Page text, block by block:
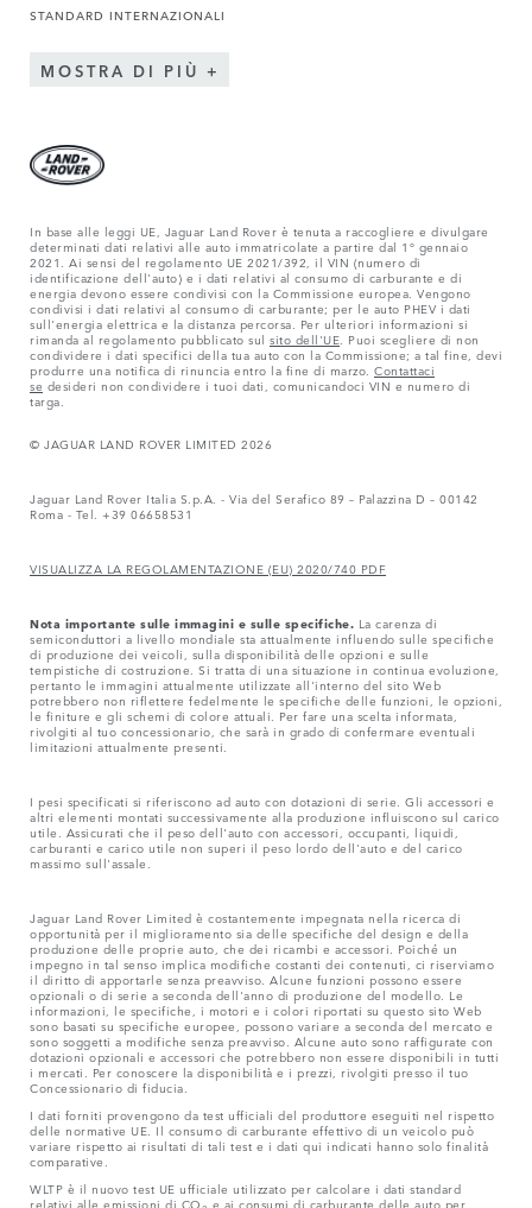
STANDARD INTERNAZIONALI
MOSTRA DI PIÙ
In base alle leggi UE, Jaguar Land Rover è tenuta a raccogliere e divulgare
determinati dati relativi alle auto immatricolate a partire dal 1° gennaio
2021. Ai sensi del regolamento UE 2021/392, il VIN (numero di
identificazione dell'auto) e i dati relativi al consumo di carburante e di
energia devono essere condivisi con la Commissione europea. Vengono
condivisi i dati relativi al consumo di carburante; per le auto PHEV i dati
sull'energia elettrica e la distanza percorsa. Per ulteriori informazioni si
rimanda al regolamento pubblicato sul sito dell'UE . Puoi scegliere di non
condividere i dati specifici della tua auto con la Commissione; a tal fine, devi
produrre una notifica di rinuncia entro la fine di marzo. Contattaci
se desideri non condividere i tuoi dati, comunicandoci VIN e numero di
targa.
© JAGUAR LAND ROVER LIMITED 2026
Jaguar Land Rover Italia S.p.A. - Via del Serafico 89 – Palazzina D – 00142
Roma - Tel. +39 06658531
VISUALIZZA LA REGOLAMENTAZIONE (EU) 2020/740 PDF
Nota importante sulle immagini e sulle specifiche. La carenza di
semiconduttori a livello mondiale sta attualmente influendo sulle specifiche
di produzione dei veicoli, sulla disponibilità delle opzioni e sulle
tempistiche di costruzione. Si tratta di una situazione in continua evoluzione,
pertanto le immagini attualmente utilizzate all'interno del sito Web
potrebbero non riflettere fedelmente le specifiche delle funzioni, le opzioni,
le finiture e gli schemi di colore attuali. Per fare una scelta informata,
rivolgiti al tuo concessionario, che sarà in grado di confermare eventuali
limitazioni attualmente presenti.
I pesi specificati si riferiscono ad auto con dotazioni di serie. Gli accessori e
altri elementi montati successivamente alla produzione influiscono sul carico
utile. Assicurati che il peso dell'auto con accessori, occupanti, liquidi,
carburanti e carico utile non superi il peso lordo dell'auto e del carico
massimo sull'assale.
Jaguar Land Rover Limited è costantemente impegnata nella ricerca di
opportunità per il miglioramento sia delle specifiche del design e della
produzione delle proprie auto, che dei ricambi e accessori. Poiché un
impegno in tal senso implica modifiche costanti dei contenuti, ci riserviamo
il diritto di apportarle senza preavviso. Alcune funzioni possono essere
opzionali o di serie a seconda dell'anno di produzione del modello. Le
informazioni, le specifiche, i motori e i colori riportati su questo sito Web
sono basati su specifiche europee, possono variare a seconda del mercato e
sono soggetti a modifiche senza preavviso. Alcune auto sono raffigurate con
dotazioni opzionali e accessori che potrebbero non essere disponibili in tutti
i mercati. Per conoscere la disponibilità e i prezzi, rivolgiti presso il tuo
Concessionario di fiducia.
I dati forniti provengono da test ufficiali del produttore eseguiti nel rispetto
delle normative UE. Il consumo di carburante effettivo di un veicolo può
variare rispetto ai risultati di tali test e i dati qui indicati hanno solo finalità
comparative.
WLTP è il nuovo test UE ufficiale utilizzato per calcolare i dati standard
relativi alle emissioni di CO
e ai consumi di carburante delle auto per